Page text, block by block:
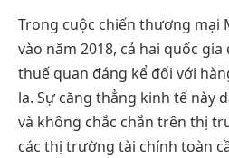
Trong cuộc chiến thương mại
vào năm 2018, cả hai quốc
thuế quan đáng kể đối với
la. Sự căng thẳng kinh tế này
và không chắc chắn trên thị
các thị trường tài chính toàn